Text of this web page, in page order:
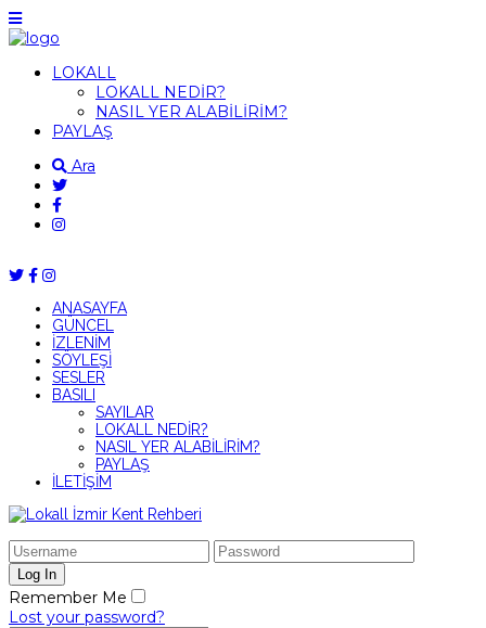
LOKALL
LOKALL NEDİR?
NASIL YER ALABİLİRİM?
PAYLAŞ
Ara
ANASAYFA
GÜNCEL
İZLENİM
SÖYLEŞİ
SESLER
BASILI
SAYILAR
LOKALL NEDİR?
NASIL YER ALABİLİRİM?
PAYLAŞ
İLETİŞİM
Remember Me
Lost your password?